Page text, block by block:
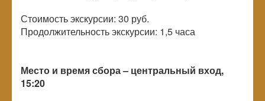
Стоимость экскурсии: 30 руб.
Продолжительность экскурсии: 1,5 часа
Место и время сбора – центральный вход,
15:20